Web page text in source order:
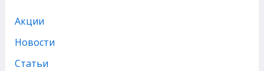
Акции
Новости
Статьи